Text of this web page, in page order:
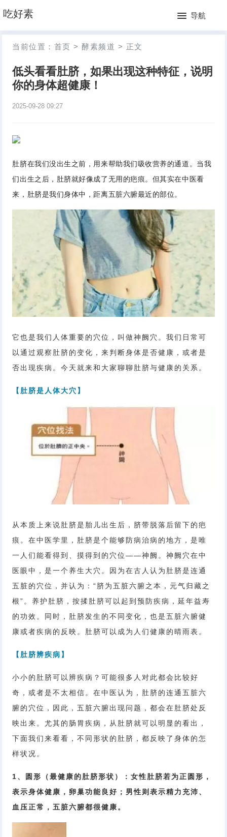
吃好素 导航
网
站
月
当前位置： 首页 > 酵素频道 > 正文
低头看看肚脐，如果出现这种特征，说明
你的身体超健康！
2025-09-28 09:27
肚脐在我们没出生之前，用来帮助我们吸收营养的通道。当我
们出生之后，肚脐就好像成了无用的疤痕。但其实在中医看
来，肚脐是我们身体中，距离五脏六腑最近的部位。
它也是我们人体重要的穴位，叫做神阙穴。我们日常可
以通过观察肚脐的变化，来判断身体是否健康，或者是
否出现疾病。今天就来和大家聊聊肚脐与健康的关系。
【肚脐是人体大穴】
从本质上来说肚脐是胎儿出生后，脐带脱落后留下的疤
痕。在中医学里，肚脐是个能够防病治病的地方，是唯
一人们能看得到、摸得到的穴位——神阙。神阙穴在中
医眼中，是一个养生大穴。因为在古人认为肚脐是连通
五脏的穴位，并认为：“脐为五脏六腑之本，元气归藏之
根”。养护肚脐，按揉肚脐可以起到预防疾病，延年益寿
的功效。同时，肚脐发生的不同变化，也是五脏六腑健
康或者疾病的反映。肚脐可以成为人们健康的晴雨表。
【肚脐辨疾病】
小小的肚脐可以辨疾病？可能很多人对此都会比较好
奇，或者是不太相信。在中医认为，肚脐的连通五脏六
腑的穴位，因此，五脏六腑出现问题，都会在肚脐处反
映出来。尤其的肠胃疾病，从肚脐就可以明显的看出，
下面我们来看看，不同形状的肚脐，都反映了身体的怎
样状况。
1、圆形（最健康的肚脐形状）：女性肚脐若为正圆形，
表示身体健康，卵巢功能良好；男性则表示精力充沛、
血压正常，五脏六腑都很健康。